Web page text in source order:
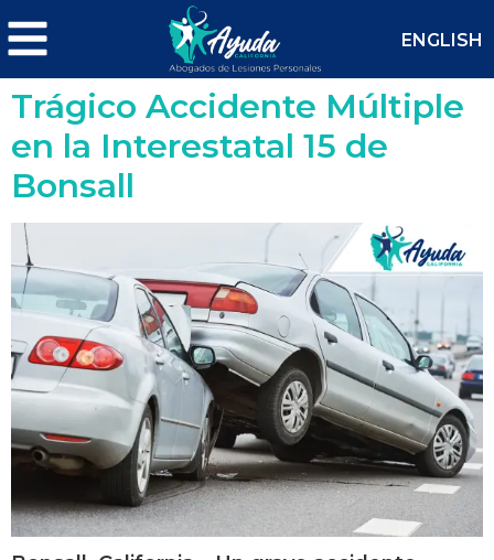
ENGLISH
Trágico Accidente Múltiple
en la Interestatal 15 de
Bonsall